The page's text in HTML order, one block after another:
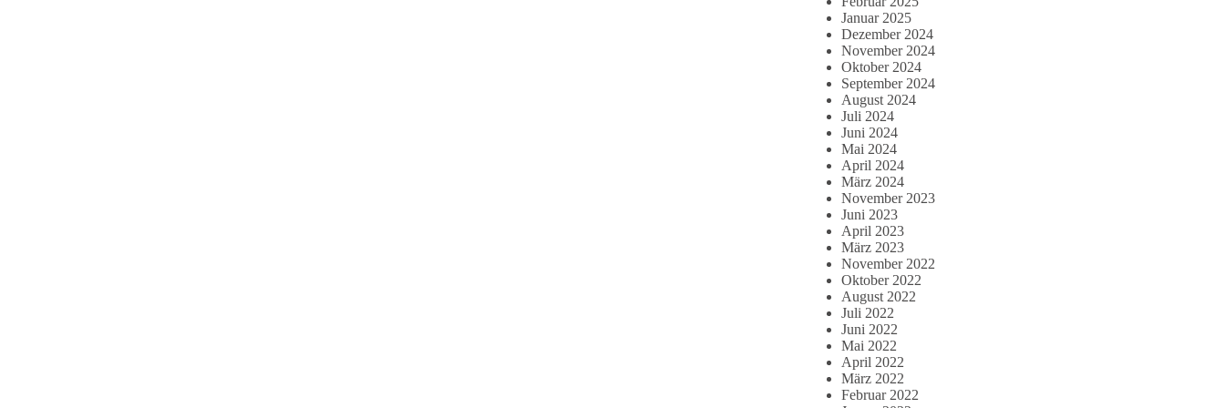
Januar 2025
Dezember 2024
November 2024
Oktober 2024
September 2024
August 2024
Juli 2024
Juni 2024
Mai 2024
April 2024
März 2024
November 2023
Juni 2023
April 2023
März 2023
November 2022
Oktober 2022
August 2022
Juli 2022
Juni 2022
Mai 2022
April 2022
März 2022
Februar 2022